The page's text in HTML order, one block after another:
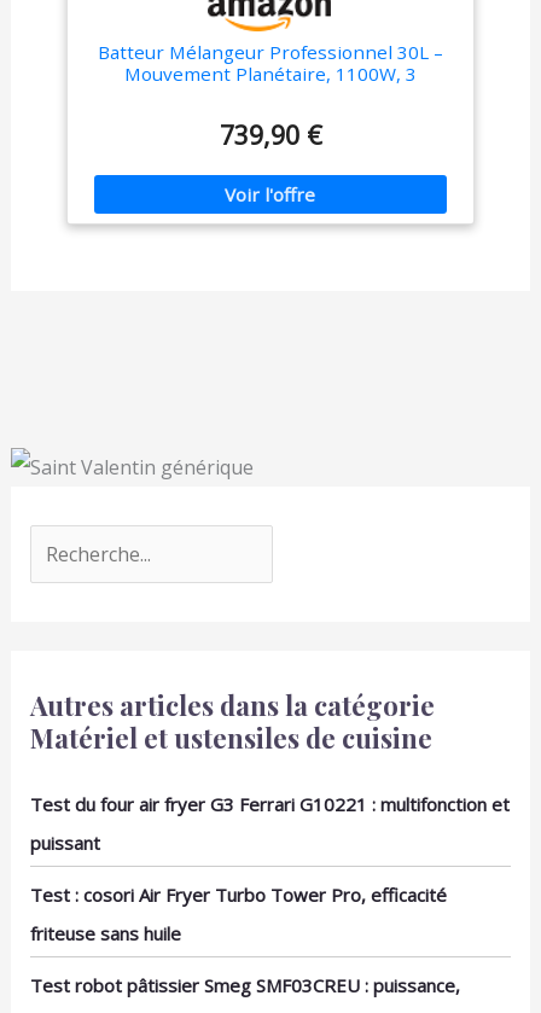
Batteur Mélangeur Professionnel 30L –
Mouvement Planétaire, 1100W, 3
739,90 €
Autres articles dans la catégorie
Matériel et ustensiles de cuisine
Test du four air fryer G3 Ferrari G10221 : multifonction et
puissant
Test : cosori Air Fryer Turbo Tower Pro, efficacité
friteuse sans huile
Test robot pâtissier Smeg SMF03CREU : puissance,